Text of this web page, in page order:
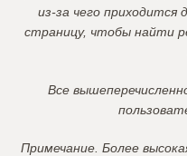
из-за чего приходится
страницу, чтобы найти
Все
Примечание. Более